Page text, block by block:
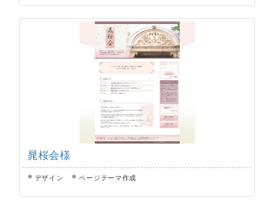
晁桜会様
デザイン ページテーマ作成